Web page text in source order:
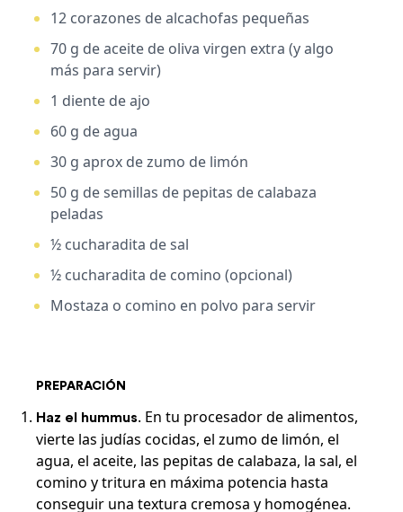
12 corazones de alcachofas pequeñas
70 g deaceite de oliva virgen extra (y algo
más para servir)
1 diente deajo
60 g deagua
30 g aprox de zumo de limón
50 g de semillas de pepitas de calabaza
peladas
½ cucharadita desal
½ cucharadita de comino (opcional)
Mostaza o comino en polvo para servir
PREPARACIÓN
Haz el hummus. En tu procesador de alimentos,
vierte las judías cocidas, el zumo de limón, el
agua, el aceite, las pepitas de calabaza, la sal, el
comino y tritura en máxima potencia hasta
conseguir una textura cremosa y homogénea.